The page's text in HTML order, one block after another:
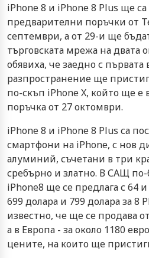
iPhone 8 и iPhone 8 Plus ще
предварителни поръчки от
септември, а от 29-и ще
търговската мрежа на двата
обявиха, че заедно с първата
разпространение ще
по-скъп iPhone X, който ще е
поръчка от 27 октомври.
iPhone 8 и iPhone 8 Plus са
смартфони на iPhone, с нов
алуминий, съчетани в три
сребърно и златно. В САЩ
iPhone8 ще се предлага с 64
699 долара и 799 долара за 8
известно, че ще се продава
а в Европа - за около 1180
цените, на които ще